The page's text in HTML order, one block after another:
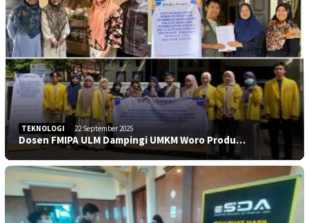
TEKNOLOGI 22 September 2025
Dosen FMIPA ULM Dampingi UMKM Woro Produ…